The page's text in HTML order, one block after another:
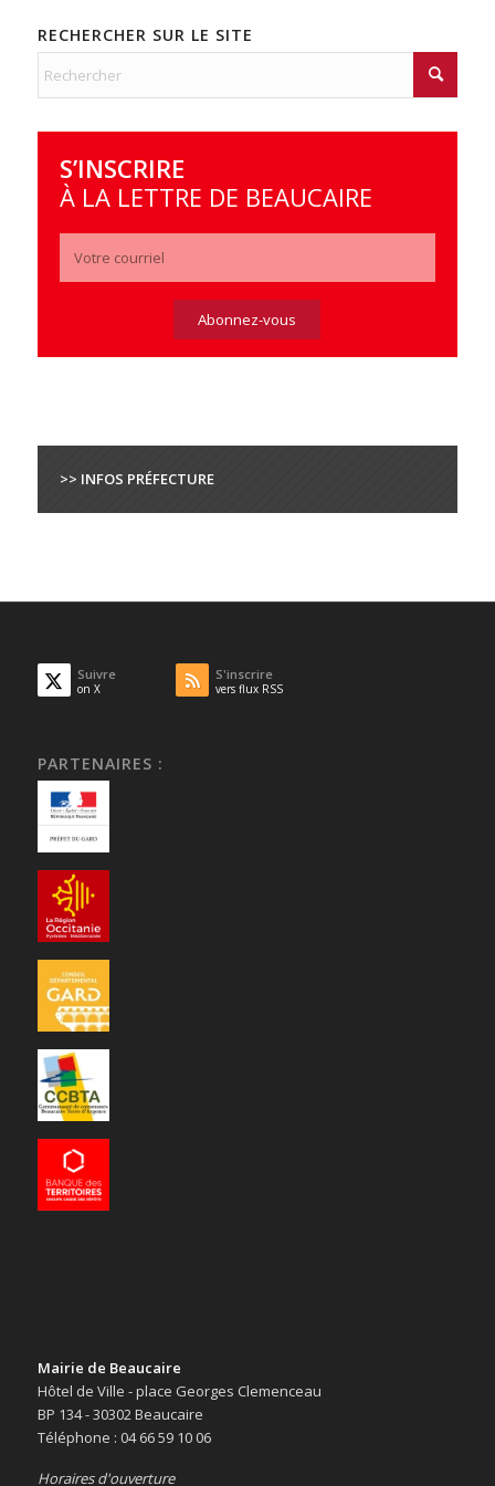
RECHERCHER SUR LE SITE
S’INSCRIRE
À LA LETTRE DE BEAUCAIRE
>> INFOS PRÉFECTURE
Suivre
on X
S'inscrire
vers flux RSS
PARTENAIRES :
Mairie de Beaucaire
Hôtel de Ville - place Georges Clemenceau
BP 134 - 30302 Beaucaire
Téléphone : 04 66 59 10 06
Horaires d'ouverture